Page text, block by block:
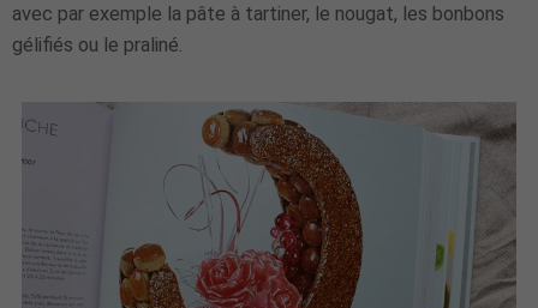
avec par exemple la pâte à tartiner, le nougat, les bonbons
gélifiés ou le praliné.